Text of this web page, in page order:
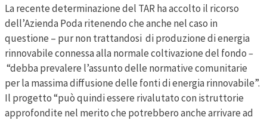
La recente determinazione del TAR ha accolto il ricorso
dell’Azienda Poda ritenendo che anche nel caso in
questione – pur non trattandosi di produzione di energia
rinnovabile connessa alla normale coltivazione del fondo–
“debba prevalere l’assunto delle normative comunitarie
per la massima diffusione delle fonti di energia rinnovabile”.
Il progetto “può quindi essere rivalutato con istruttorie
approfondite nel merito che potrebbero anche arrivare ad